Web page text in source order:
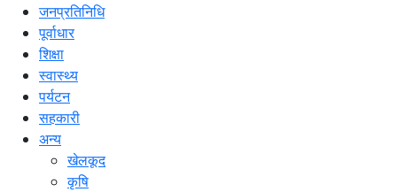
जनप्रतिनिधि
पूर्वाधार
शिक्षा
स्वास्थ्य
पर्यटन
सहकारी
अन्य
खेलकूद
कृषि